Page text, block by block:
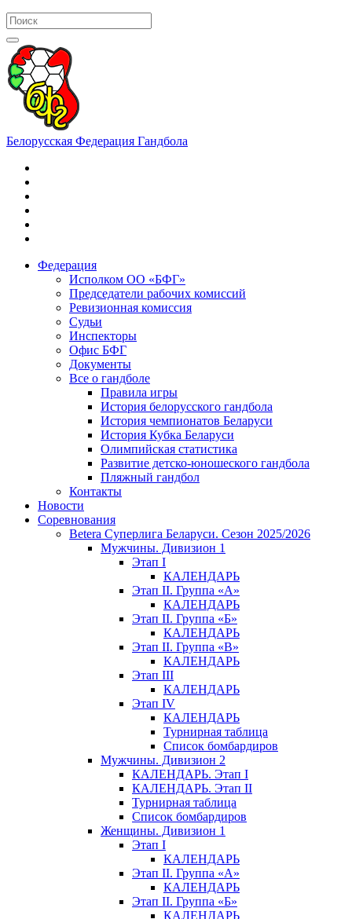
Белорусская Федерация Гандбола
Федерация
Исполком ОО «БФГ»
Председатели рабочих комиссий
Ревизионная комиссия
Судьи
Инспекторы
Офис БФГ
Документы
Все о гандболе
Правила игры
История белорусского гандбола
История чемпионатов Беларуси
История Кубка Беларуси
Олимпийская статистика
Развитие детско-юношеского гандбола
Пляжный гандбол
Контакты
Новости
Соревнования
Betera Суперлига Беларуси. Сезон 2025/2026
Мужчины. Дивизион 1
Этап I
КАЛЕНДАРЬ
Этап II. Группа «А»
КАЛЕНДАРЬ
Этап II. Группа «Б»
КАЛЕНДАРЬ
Этап II. Группа «В»
КАЛЕНДАРЬ
Этап III
КАЛЕНДАРЬ
Этап IV
КАЛЕНДАРЬ
Турнирная таблица
Список бомбардиров
Мужчины. Дивизион 2
КАЛЕНДАРЬ. Этап I
КАЛЕНДАРЬ. Этап II
Турнирная таблица
Список бомбардиров
Женщины. Дивизион 1
Этап I
КАЛЕНДАРЬ
Этап II. Группа «А»
КАЛЕНДАРЬ
Этап II. Группа «Б»
КАЛЕНДАРЬ